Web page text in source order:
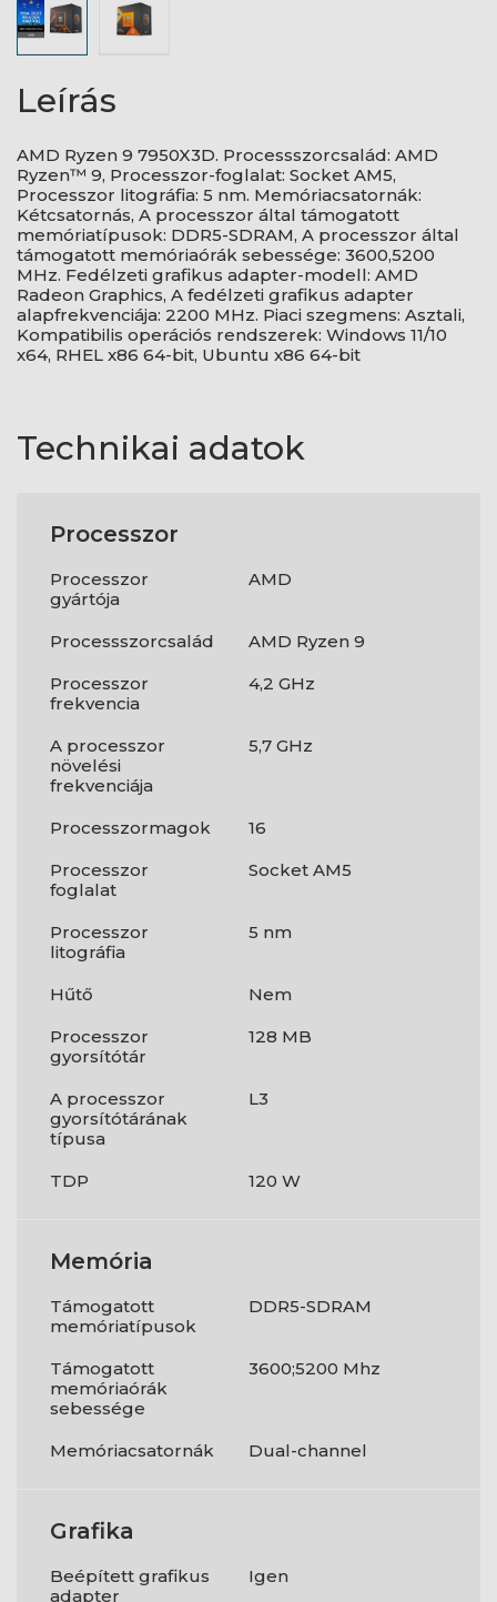
Leírás
AMD Ryzen 9 7950X3D. Processszorcsalád: AMD
Ryzen™ 9, Processzor-foglalat: Socket AM5,
Processzor litográfia: 5 nm. Memóriacsatornák:
Kétcsatornás, A processzor által támogatott
memóriatípusok: DDR5-SDRAM, A processzor által
támogatott memóriaórák sebessége: 3600,5200
MHz. Fedélzeti grafikus adapter-modell: AMD
Radeon Graphics, A fedélzeti grafikus adapter
alapfrekvenciája: 2200 MHz. Piaci szegmens: Asztali,
Kompatibilis operációs rendszerek: Windows 11/10
x64, RHEL x86 64-bit, Ubuntu x86 64-bit
Technikai adatok
Processzor
Processzor
gyártója
AMD
Processszorcsalád
AMD Ryzen 9
Processzor
frekvencia
4,2 GHz
A processzor
növelési
frekvenciája
5,7 GHz
Processzormagok
16
Processzor
foglalat
Socket AM5
Processzor
litográfia
5 nm
Hűtő
Nem
Processzor
gyorsítótár
128 MB
A processzor
gyorsítótárának
típusa
L3
TDP 120 W
Memória
Támogatott
memóriatípusok
DDR5-SDRAM
Támogatott
memóriaórák
sebessége
3600;5200 Mhz
Memóriacsatornák Dual-channel
Grafika
Beépített grafikus
adapter
Igen